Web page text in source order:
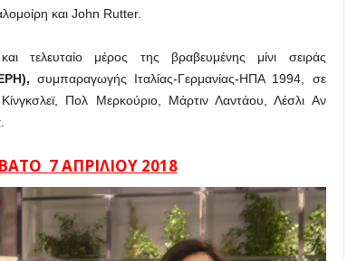
και John Rutter.
τελευταίο μέρος της βραβευμένης μίνι σειράς
συμπαραγωγής Ιταλίας-Γερμανίας-ΗΠΑ 1994, σε
Πολ Μερκούριο, Μάρτιν Λαντάου, Λέσλι Αν
7 ΑΠΡΙΛΙΟΥ 2018